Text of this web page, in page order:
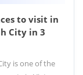
to visit in
City in 3
is one of the